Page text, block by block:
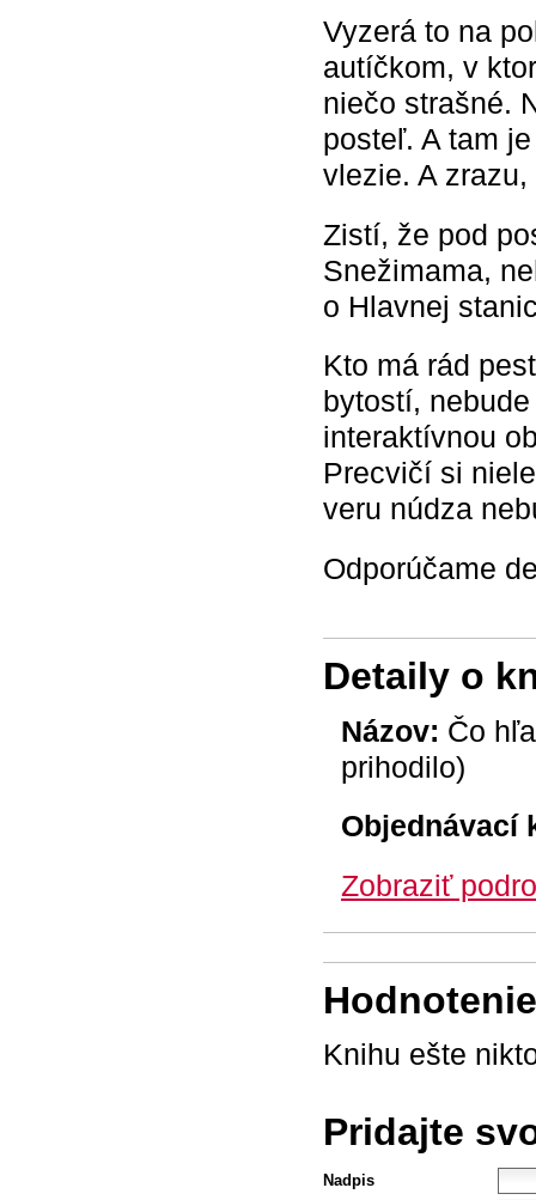
Vyzerá to na
autíčkom, v
niečo strašné.
posteľ. A tam
vlezie. A
Zistí, že pod
Snežimama,
o Hlavnej
Kto má rád
bytostí,
interaktívnou
Precvičí si
veru núdza
Odporúčame
Detaily o
Názov: Čo
prihodilo)
Objednávací
Zobraziť
Knihu ešte
Pridajte
Nadpis